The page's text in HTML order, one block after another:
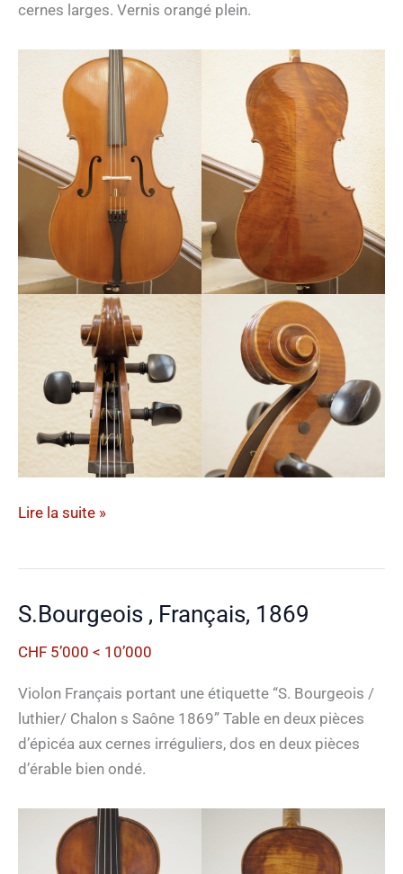
cernes larges. Vernis orangé plein.
Anghel
Lire la suite »
S.Bourgeois , Français, 1869
CHF 5’000 < 10’000
Violon Français portant une étiquette “S. Bourgeois /
luthier/ Chalon s Saône 1869” Table en deux pièces
d’épicéa aux cernes irréguliers, dos en deux pièces
d’érable bien ondé.